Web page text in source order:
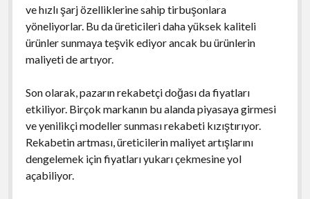
ve hızlı şarj özelliklerine sahip tirbuşonlara
yöneliyorlar. Bu da üreticileri daha yüksek kaliteli
ürünler sunmaya teşvik ediyor ancak bu ürünlerin
maliyeti de artıyor.
Son olarak, pazarın rekabetçi doğası da fiyatları
etkiliyor. Birçok markanın bu alanda piyasaya girmesi
ve yenilikçi modeller sunması rekabeti kızıştırıyor.
Rekabetin artması, üreticilerin maliyet artışlarını
dengelemek için fiyatları yukarı çekmesine yol
açabiliyor.